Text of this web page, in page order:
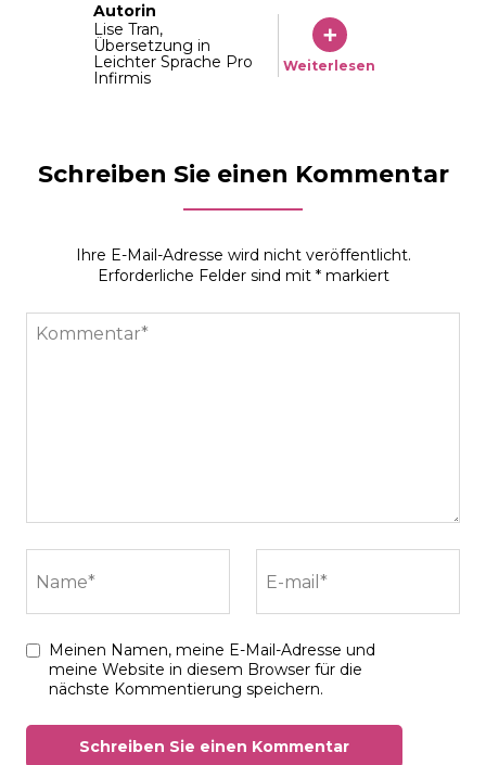
Autorin
Lise Tran,
Übersetzung in
Leichter Sprache Pro
Infirmis
Weiterlesen
Schreiben Sie einen Kommentar
Ihre E-Mail-Adresse wird nicht veröffentlicht.
Erforderliche Felder sind mit *markiert
Kommentar*
Meinen Namen, meine E-Mail-Adresse und
meine Website in diesem Browser für die
nächste Kommentierung speichern.